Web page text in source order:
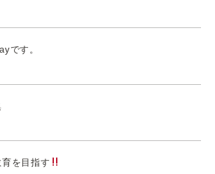
です。
を目指す